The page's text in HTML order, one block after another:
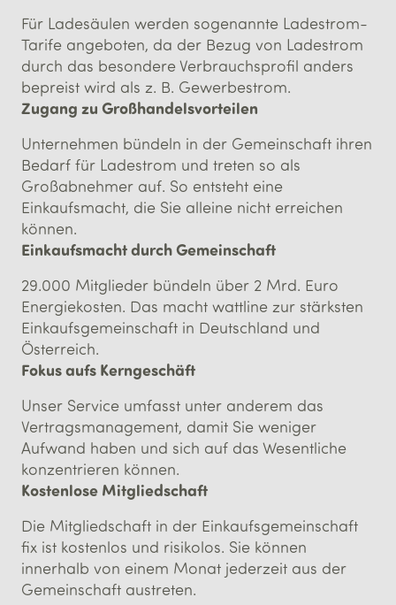
Für Ladesäulen werden sogenannte Ladestrom-
Tarife angeboten, da der Bezug von Ladestrom
durch das besondere Verbrauchsprofil anders
bepreist wird als z. B. Gewerbestrom.
Zugang zu Großhandels­vorteilen
Unternehmen bündeln in der Gemeinschaft ihren
Bedarf für Ladestrom und treten so als
Großabnehmer auf. So entsteht eine
Einkaufsmacht, die Sie alleine nicht erreichen
können.
Einkaufsmacht durch Gemeinschaft
29.000 Mitglieder bündeln über 2 Mrd. Euro
Energiekosten. Das macht wattline zur stärksten
Einkaufsgemeinschaft in Deutschland und
Österreich.
Fokus aufs Kerngeschäft
Unser Service umfasst unter anderem das
Vertragsmanagement, damit Sie weniger
Aufwand haben und sich auf das Wesentliche
konzentrieren können.
Kostenlose Mitgliedschaft
Die Mitgliedschaft in der Einkaufsgemeinschaft
fix ist kostenlos und risikolos. Sie können
innerhalb von einem Monat jederzeit aus der
Gemeinschaft austreten.